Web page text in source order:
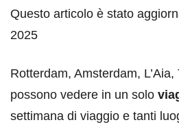
Questo articolo è stato
2025
Rotterdam, Amsterdam,
possono vedere in un solo
settimana di viaggio e tanti